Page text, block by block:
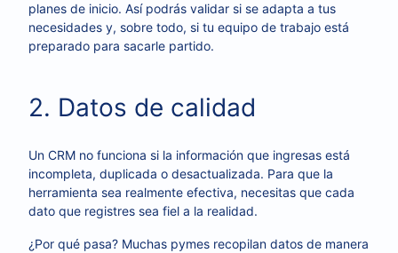
planes de inicio. Así podrás validar si se adapta a tus
necesidades y, sobre todo, si tu equipo de trabajo está
preparado para sacarle partido.
2. Datos de calidad
Un CRM no funciona si la información que ingresas está
incompleta, duplicada o desactualizada. Para que la
herramienta sea realmente efectiva, necesitas que cada
dato que registres sea fiel a la realidad.
¿Por qué pasa? Muchas pymes recopilan datos de manera